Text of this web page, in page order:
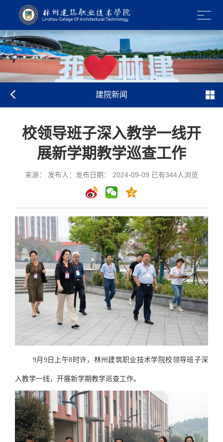
建院新闻
校领导班子深入教学一线开
展新学期教学巡查工作
来源： 发布人：发布日期： 2024-09-09 已有344人浏览
9月9日上午8时许，林州建筑职业技术学院校领导班子深
入教学一线，开展新学期教学巡查工作。